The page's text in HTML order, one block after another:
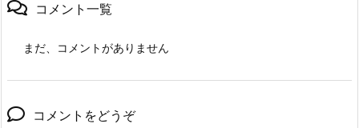
コメント一覧
まだ、コメントがありません
コメントをどうぞ